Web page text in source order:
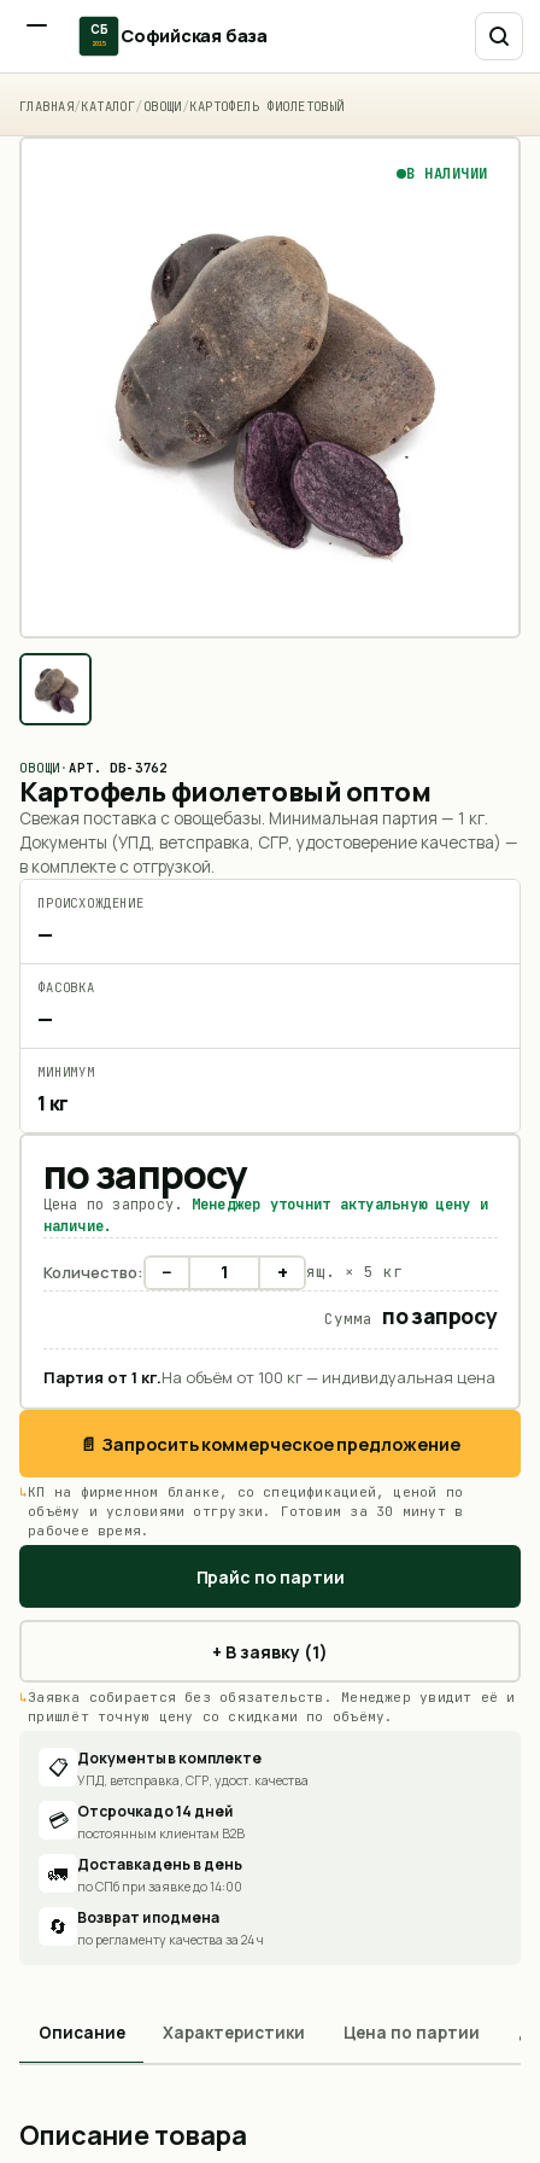
СБ
2015 Софийская база
ГЛАВНАЯ/КАТАЛОГ/ ОВОЩИ/КАРТОФЕЛЬ ФИОЛЕТОВЫЙ
В НАЛИЧИИ
ОВОЩИ ·АРТ.DB-3762
Картофель фиолетовый оптом
Свежая поставка с овощебазы. Минимальная партия — 1 кг.
Документы (УПД, ветсправка, СГР, удостоверение качества) —
в комплекте с отгрузкой.
ПРОИСХОЖДЕНИЕ
—
ФАСОВКА
—
МИНИМУМ
1 кг
по запросу
Цена по запросу. Менеджер уточнит актуальную цену и
наличие.
Количество: − + ящ. × 5 кг
Сумма по запросу
Партия от 1 кг.На объём от 100 кг — индивидуальная цена
📄 Запросить коммерческое предложение
КП на фирменном бланке, со спецификацией, ценой по
объёму и условиями отгрузки. Готовим за 30 минут в
рабочее время.
Прайс по партии
+ В заявку (1)
Заявка собирается без обязательств. Менеджер увидит её и
пришлёт точную цену со скидками по объёму.
📋 Документы в комплекте
УПД, ветсправка, СГР, удост. качества
💳 Отсрочка до 14 дней
постоянным клиентам B2B
🚛 Доставка день в день
по СПб при заявке до 14:00
🔄 Возврат и подмена
по регламенту качества за 24 ч
Описание Характеристики Цена по партии
Описание товара